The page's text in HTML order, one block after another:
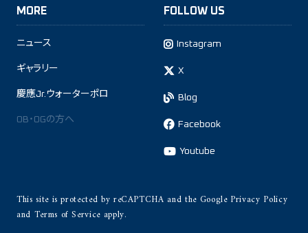
MORE
ニュース
ギャラリー
慶應Jr.ウォーターポロ
OB・OGの方へ
FOLLOW US
Instagram
X
Blog
Facebook
Youtube
This site is protected by reCAPTCHA and the Google Privacy Policy
and Terms of Service apply.